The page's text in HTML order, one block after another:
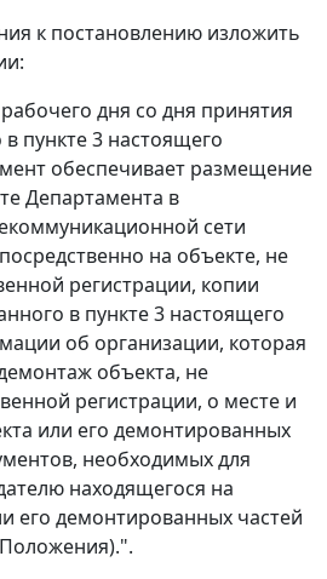
к постановлению изложить
дня со дня принятия
пункте 3 настоящего
обеспечивает размещение
Департамента в
сети
на объекте, не
регистрации, копии
в пункте 3 настоящего
об организации, которая
объекта, не
регистрации, о месте и
или его демонтированных
необходимых для
находящегося на
его демонтированных частей